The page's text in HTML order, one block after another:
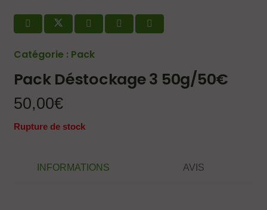
Catégorie : Pack
Pack Déstockage 3 50g/50€
50,00€
Rupture de stock
INFORMATIONS AVIS